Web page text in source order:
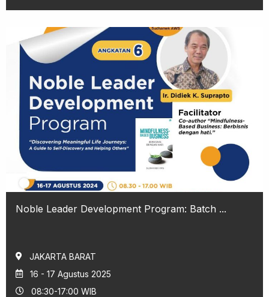
Noble Leader Development Program: Batch ...
JAKARTA BARAT
16 - 17 Agustus 2025
08:30-17:00 WIB